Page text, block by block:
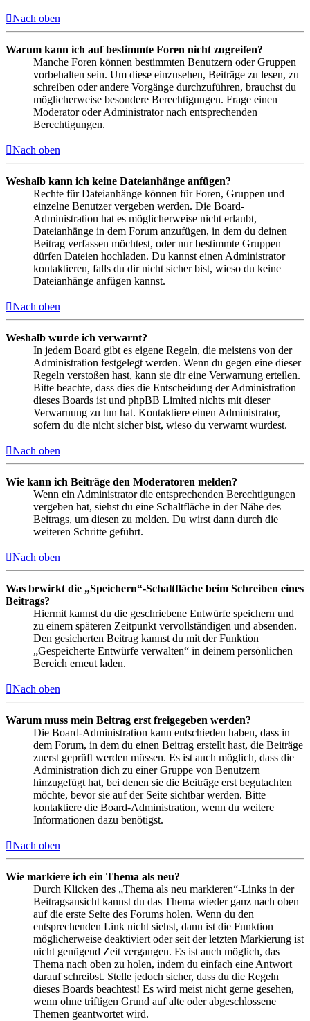
Nach oben
Warum kann ich auf bestimmte Foren nicht zugreifen?
Manche Foren können bestimmten Benutzern oder Gruppen
vorbehalten sein. Um diese einzusehen, Beiträge zu lesen, zu
schreiben oder andere Vorgänge durchzuführen, brauchst du
möglicherweise besondere Berechtigungen. Frage einen
Moderator oder Administrator nach entsprechenden
Berechtigungen.
Nach oben
Weshalb kann ich keine Dateianhänge anfügen?
Rechte für Dateianhänge können für Foren, Gruppen und
einzelne Benutzer vergeben werden. Die Board-
Administration hat es möglicherweise nicht erlaubt,
Dateianhänge in dem Forum anzufügen, in dem du deinen
Beitrag verfassen möchtest, oder nur bestimmte Gruppen
dürfen Dateien hochladen. Du kannst einen Administrator
kontaktieren, falls du dir nicht sicher bist, wieso du keine
Dateianhänge anfügen kannst.
Nach oben
Weshalb wurde ich verwarnt?
In jedem Board gibt es eigene Regeln, die meistens von der
Administration festgelegt werden. Wenn du gegen eine dieser
Regeln verstoßen hast, kann sie dir eine Verwarnung erteilen.
Bitte beachte, dass dies die Entscheidung der Administration
dieses Boards ist und phpBB Limited nichts mit dieser
Verwarnung zu tun hat. Kontaktiere einen Administrator,
sofern du die nicht sicher bist, wieso du verwarnt wurdest.
Nach oben
Wie kann ich Beiträge den Moderatoren melden?
Wenn ein Administrator die entsprechenden Berechtigungen
vergeben hat, siehst du eine Schaltfläche in der Nähe des
Beitrags, um diesen zu melden. Du wirst dann durch die
weiteren Schritte geführt.
Nach oben
Was bewirkt die „Speichern“-Schaltfläche beim Schreiben eines
Beitrags?
Hiermit kannst du die geschriebene Entwürfe speichern und
zu einem späteren Zeitpunkt vervollständigen und absenden.
Den gesicherten Beitrag kannst du mit der Funktion
„Gespeicherte Entwürfe verwalten“ in deinem persönlichen
Bereich erneut laden.
Nach oben
Warum muss mein Beitrag erst freigegeben werden?
Die Board-Administration kann entschieden haben, dass in
dem Forum, in dem du einen Beitrag erstellt hast, die Beiträge
zuerst geprüft werden müssen. Es ist auch möglich, dass die
Administration dich zu einer Gruppe von Benutzern
hinzugefügt hat, bei denen sie die Beiträge erst begutachten
möchte, bevor sie auf der Seite sichtbar werden. Bitte
kontaktiere die Board-Administration, wenn du weitere
Informationen dazu benötigst.
Nach oben
Wie markiere ich ein Thema als neu?
Durch Klicken des „Thema als neu markieren“-Links in der
Beitragsansicht kannst du das Thema wieder ganz nach oben
auf die erste Seite des Forums holen. Wenn du den
entsprechenden Link nicht siehst, dann ist die Funktion
möglicherweise deaktiviert oder seit der letzten Markierung ist
nicht genügend Zeit vergangen. Es ist auch möglich, das
Thema nach oben zu holen, indem du einfach eine Antwort
darauf schreibst. Stelle jedoch sicher, dass du die Regeln
dieses Boards beachtest! Es wird meist nicht gerne gesehen,
wenn ohne triftigen Grund auf alte oder abgeschlossene
Themen geantwortet wird.